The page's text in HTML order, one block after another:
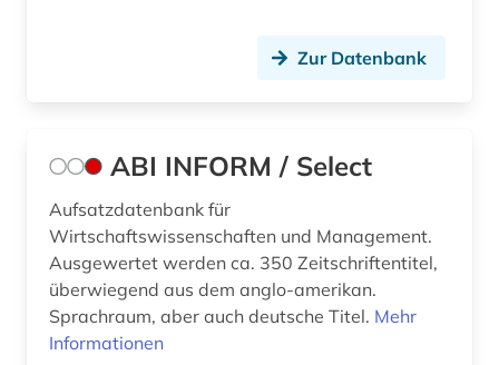
Zur Datenbank
ABI INFORM / Select
Aufsatzdatenbank für
Wirtschaftswissenschaften und Management.
Ausgewertet werden ca. 350 Zeitschriftentitel,
überwiegend aus dem anglo-amerikan.
Sprachraum, aber auch deutsche Titel. Mehr
Informationen